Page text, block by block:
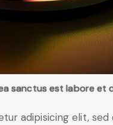
sanctus est labore et
adipisicing elit,